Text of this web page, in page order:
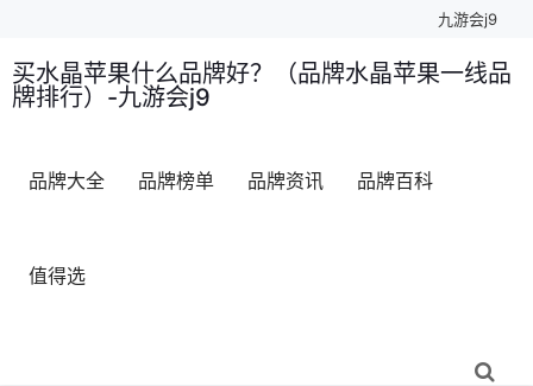
九游会j9
买水晶苹果什么品牌好？（品牌水晶苹果一线品
牌排行）-九游会j9
品牌大全 品牌榜单 品牌资讯 品牌百科
值得选